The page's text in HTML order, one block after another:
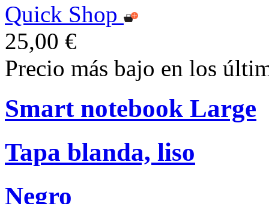
Quick Shop
25,00 €
Precio más bajo en los
Smart notebook Large
Tapa blanda, liso
Negro